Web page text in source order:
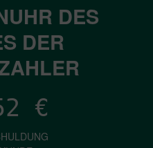
DES
DER
€